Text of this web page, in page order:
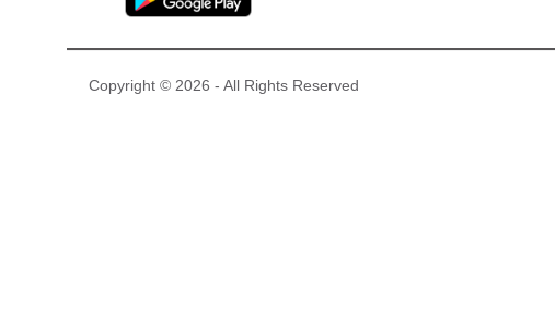
Copyright © 2026 - All Rights Reserved